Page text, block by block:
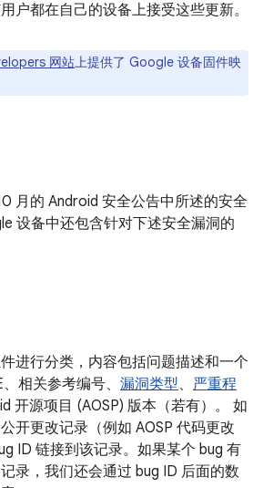
户都在自己的设备上接受这些更新。
网站上提供了 Google 设备固件映
月的 Android 安全公告中所述的安全
设备中还包含针对下述安全漏洞的
进行分类，内容包括问题描述和一个
相关参考编号、 漏洞类型、 严重程
开源项目 (AOSP) 版本（若有）。 如
开更改记录（例如 AOSP 代码更改
ID 链接到该记录。如果某个 bug 有
录，我们还会通过 bug ID 后面的数